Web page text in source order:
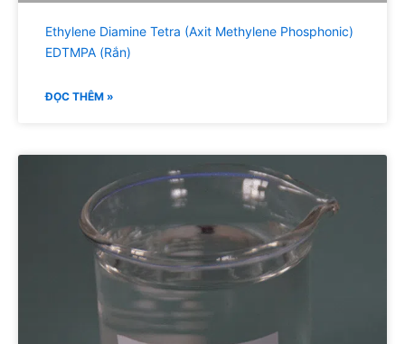
Ethylene Diamine Tetra (Axit Methylene Phosphonic)
EDTMPA (Rắn)
ĐỌC THÊM »